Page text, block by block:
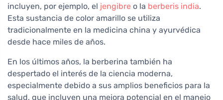
incluyen, por ejemplo, el jengibre o la berberis india.
Esta sustancia de color amarillo se utiliza
tradicionalmente en la medicina china y ayurvédica
desde hace miles de años.
En los últimos años, la berberina también ha
despertado el interés de la ciencia moderna,
especialmente debido a sus amplios beneficios para la
salud, que incluyen una mejora potencial en el manejo